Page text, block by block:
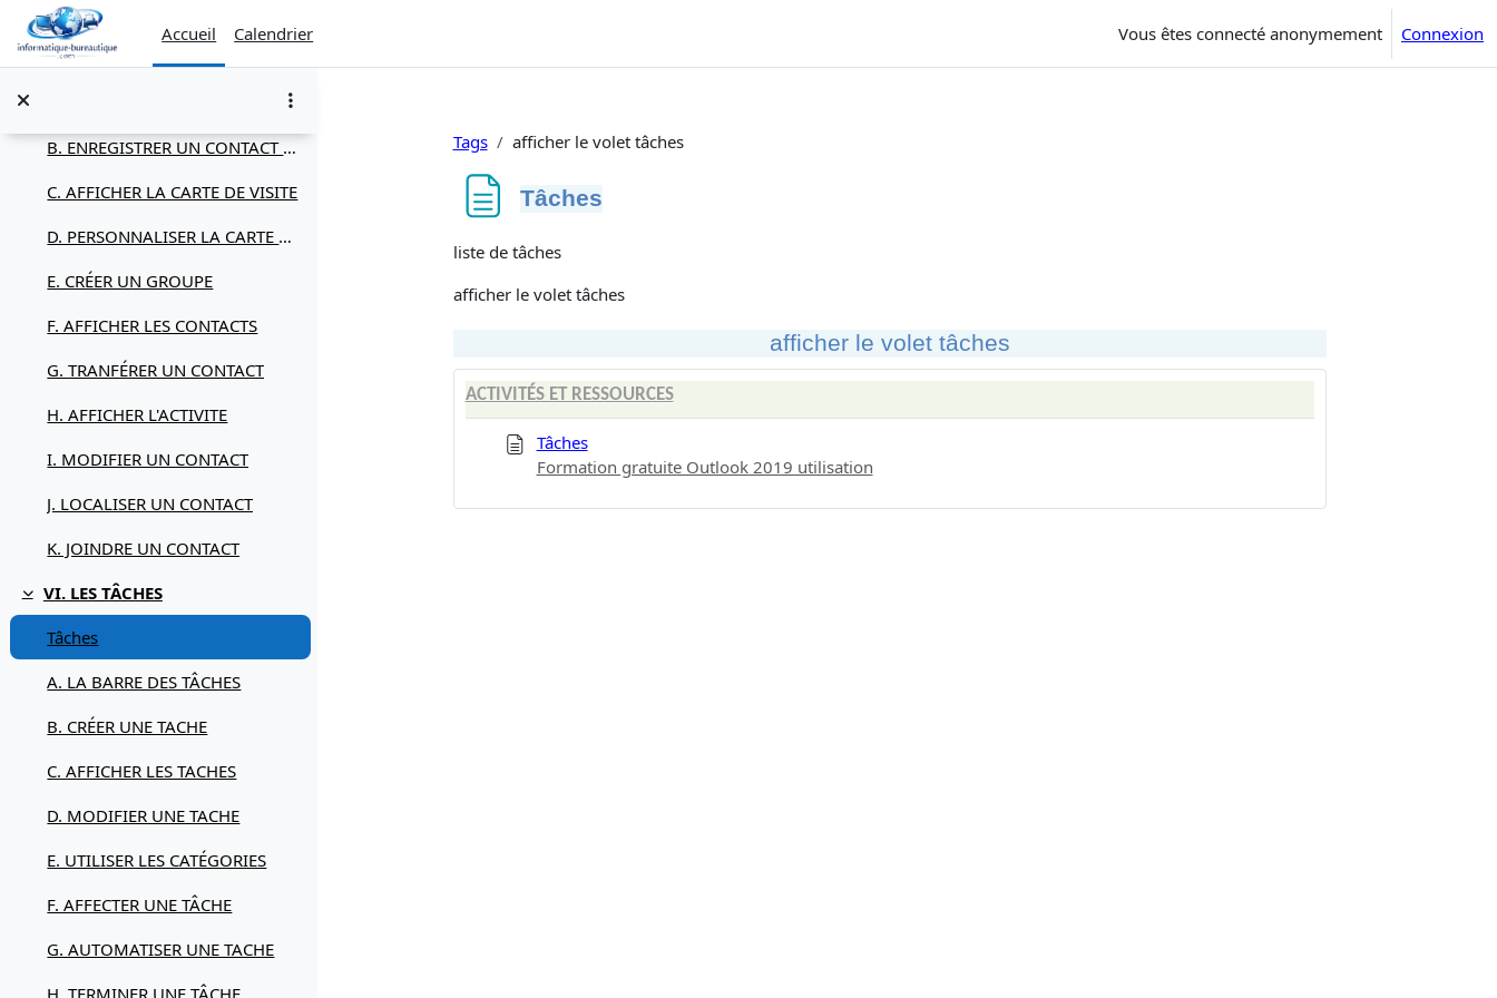
Passer au contenu principal
Accueil
Calendrier Vous êtes connecté anonymement Connexion
Replier
V. LES CONTACTS
Contacts
B. ENREGISTRER UN CONTACT DE MESSAGERIE
C. AFFICHER LA CARTE DE VISITE
D. PERSONNALISER LA CARTE DE VISITE
E. CRÉER UN GROUPE
F. AFFICHER LES CONTACTS
G. TRANFÉRER UN CONTACT
H. AFFICHER L'ACTIVITE
I. MODIFIER UN CONTACT
J. LOCALISER UN CONTACT
K. JOINDRE UN CONTACT
Replier
VI. LES TÂCHES
Tâches
A. LA BARRE DES TÂCHES
B. CRÉER UNE TACHE
C. AFFICHER LES TACHES
D. MODIFIER UNE TACHE
E. UTILISER LES CATÉGORIES
F. AFFECTER UNE TÂCHE
G. AUTOMATISER UNE TACHE
Tags afficher le volet tâches
Tâches
Conditions d’achèvement
liste de tâches
afficher le volet tâches
afficher le volet tâches
ACTIVITÉS ET RESSOURCES
Tâches
Formation gratuite Outlook 2019 utilisation